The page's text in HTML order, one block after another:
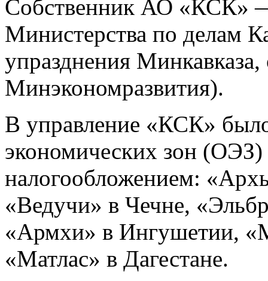
Собственник АО «КСК» —
Министерства по делам
упразднения
Минэкономразвития).
В управление «КСК»
экономических зон (ОЭЗ)
налогообложением:
«Ведучи» в Чечне,
«Армхи» в Ингушетии,
«Матлас» в Дагестане.